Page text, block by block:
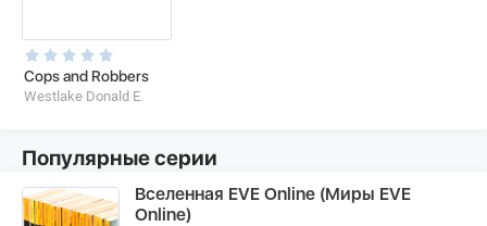
Cops and Robbers
Westlake Donald E.
Популярные серии
Вселенная EVE Online (Миры EVE
Online)